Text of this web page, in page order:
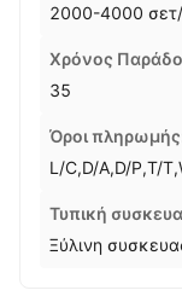
2000-4000
Χρόνος
35
Όροι
L/C,D/A,D/P,T/
Τυπική
Ξύλινη